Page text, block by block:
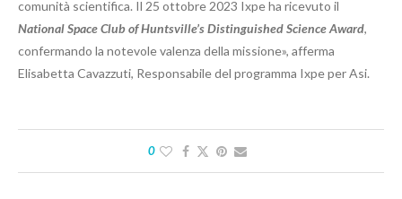
comunità scientifica. Il 25 ottobre 2023 Ixpe ha ricevuto il
National Space Club of Huntsville’s Distinguished Science Award,
confermando la notevole valenza della missione», afferma
Elisabetta Cavazzuti, Responsabile del programma Ixpe per Asi.
0